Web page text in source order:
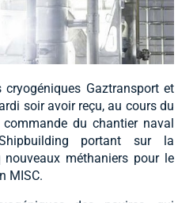
Gaztransport et
soir avoir reçu, au cours du
du chantier naval
portant sur la
méthaniers pour le
MISC.